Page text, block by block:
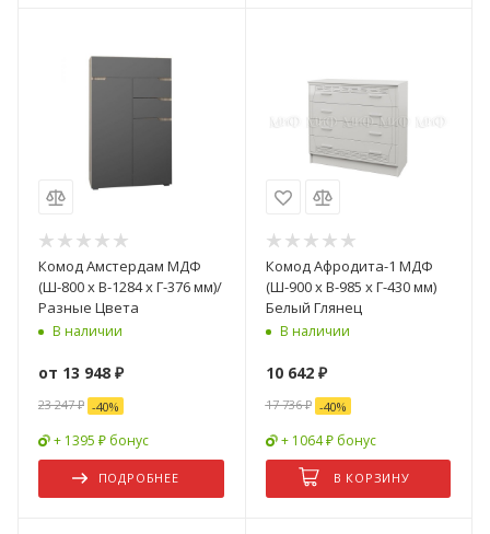
Комод Амстердам МДФ
(Ш-800 х В-1284 х Г-376 мм)/
Разные Цвета
В наличии
от 13 948 ₽
23 247 ₽ -40%
+ 1395 ₽ бонус
ПОДРОБНЕЕ
Комод Афродита-1 МДФ
(Ш-900 x В-985 x Г-430 мм)
Белый Глянец
В наличии
10 642₽
17 736₽ -40%
+ 1064 ₽ бонус
В КОРЗИНУ